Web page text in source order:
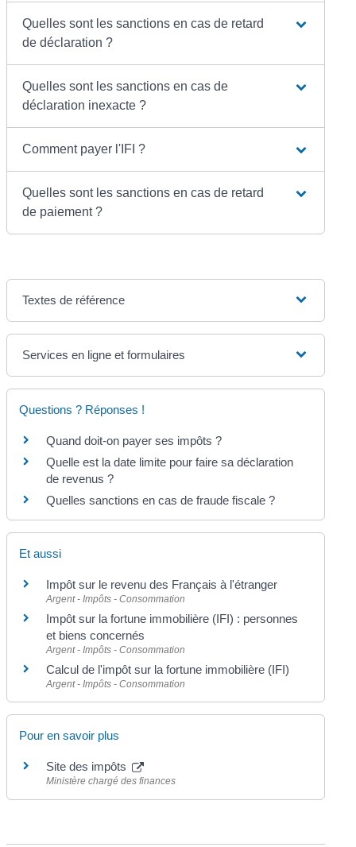
Quelles sont les sanctions en cas de retard
de déclaration ?
Quelles sont les sanctions en cas de
déclaration inexacte ?
Comment payer l'IFI ?
Quelles sont les sanctions en cas de retard
de paiement ?
Textes de référence
Services en ligne et formulaires
Questions ? Réponses !
Quand doit-on payer ses impôts ?
Quelle est la date limite pour faire sa déclaration
de revenus ?
Quelles sanctions en cas de fraude fiscale ?
Et aussi
Impôt sur le revenu des Français à l'étranger
Argent - Impôts - Consommation
Impôt sur la fortune immobilière (IFI) : personnes
et biens concernés
Argent - Impôts - Consommation
Calcul de l'impôt sur la fortune immobilière (IFI)
Argent - Impôts - Consommation
Pour en savoir plus
Site des impôts
Ministère chargé des finances